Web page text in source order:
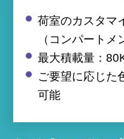
荷室のカスタマ
（コンパートメ
最大積載量：
ご要望に応じた
可能